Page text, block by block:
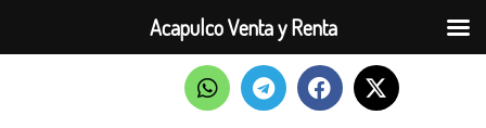
Acapulco Venta y Renta